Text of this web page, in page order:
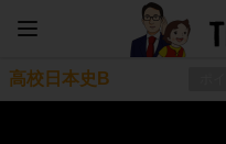
高校日本史B